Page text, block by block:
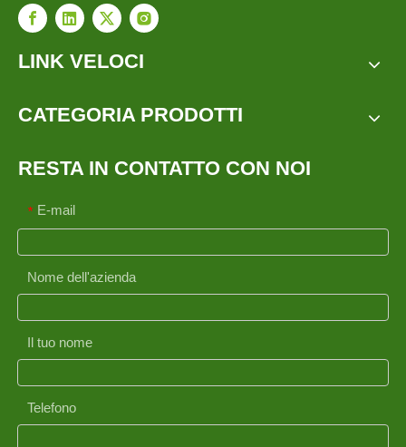
LINK VELOCI
CATEGORIA PRODOTTI
RESTA IN CONTATTO CON NOI
* E-mail
Nome dell'azienda
Il tuo nome
Telefono